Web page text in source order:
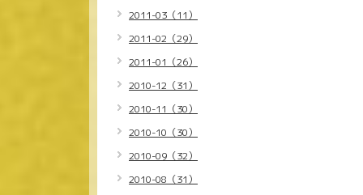
2011-03（11）
2011-02（29）
2011-01（26）
2010-12（31）
2010-11（30）
2010-10（30）
2010-09（32）
2010-08（31）